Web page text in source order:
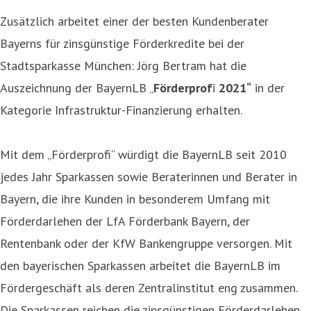
Zusätzlich arbeitet einer der besten Kundenberater
Bayerns für zinsgünstige Förderkredite bei der
Stadtsparkasse München: Jörg Bertram hat die
Auszeichnung der BayernLB „Förderprofi 2021“ in der
Kategorie Infrastruktur-Finanzierung erhalten.
Mit dem „Förderprofi“ würdigt die BayernLB seit 2010
jedes Jahr Sparkassen sowie Beraterinnen und Berater in
Bayern, die ihre Kunden in besonderem Umfang mit
Förderdarlehen der LfA Förderbank Bayern, der
Rentenbank oder der KfW Bankengruppe versorgen. Mit
den bayerischen Sparkassen arbeitet die BayernLB im
Fördergeschäft als deren Zentralinstitut eng zusammen.